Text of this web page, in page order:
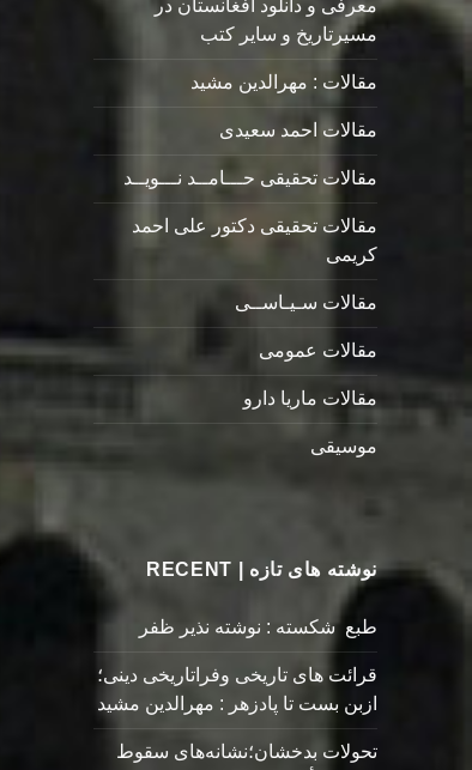
معرفی و دانلود افغانستان در
مسیرتاریخ و سایر کتب
مقالات : مهرالدین مشید
مقالات احمد سعیدی
مقالات تحقیقی حـــامــد نـــویــد
مقالات تحقیقی دکتور علی احمد
کریمی
مقالات سـیـاســی
مقالات عمومی
مقالات ماریا دارو
موسیقی
نوشته های تازه | RECENT
طبع شکسته : نوشته نذیر ظفر
قرائت های تاریخی وفراتاریخی دینی؛
ازبن بست تا پادزهر : مهرالدین مشید
تحولات بدخشان؛نشانه‌های سقوط